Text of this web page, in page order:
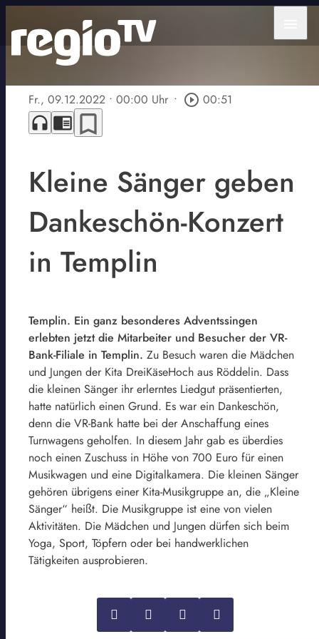
Fr., 09.12.2022 • 00:00 Uhr • play_circle_outline 00:51
headphones chrome_reader_mode bookmark_border
Kleine Sänger geben
Dankeschön-Konzert
in Templin
Templin. Ein ganz besonderes Adventssingen
erlebten jetzt die Mitarbeiter und Besucher der VR-
Bank-Filiale in Templin. Zu Besuch waren die Mädchen
und Jungen der Kita DreiKäseHoch aus Röddelin. Dass
die kleinen Sänger ihr erlerntes Liedgut präsentierten,
hatte natürlich einen Grund. Es war ein Dankeschön,
denn die VR-Bank hatte bei der Anschaffung eines
Turnwagens geholfen. In diesem Jahr gab es überdies
noch einen Zuschuss in Höhe von 700 Euro für einen
Musikwagen und eine Digitalkamera. Die kleinen Sänger
gehören übrigens einer Kita-Musikgruppe an, die „Kleine
Sänger“ heißt. Die Musikgruppe ist eine von vielen
Aktivitäten. Die Mädchen und Jungen dürfen sich beim
Yoga, Sport, Töpfern oder bei handwerklichen
Tätigkeiten ausprobieren.